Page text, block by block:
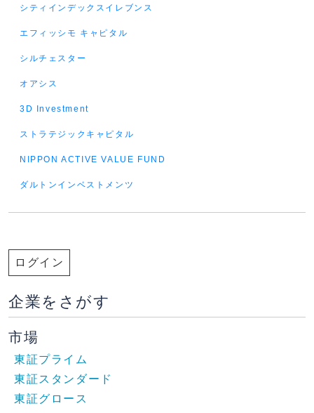
シティインデックスイレブンス
エフィッシモ キャピタル
シルチェスター
オアシス
3D Investment
ストラテジックキャピタル
NIPPON ACTIVE VALUE FUND
ダルトンインベストメンツ
ログイン
企業をさがす
市場
東証プライム
東証スタンダード
東証グロース